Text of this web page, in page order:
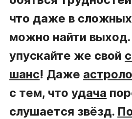
что даже в
можно найти
упускайте же свой
шанс! Даже
с тем, чтоудача
слушается звёзд.